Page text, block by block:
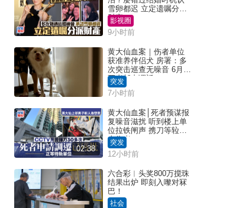
雪卵都迟 立定遗嘱分派
财产
影视圈
9小时前
黄大仙血案｜伤者单位
获准养伴侣犬 房署：多
次突击巡查无噪音 6月批
死者邨内调迁
突发
7小时前
02:38
黄大仙血案│死者预谋报
复噪音滋扰 听到楼上单
位拉铁闸声 携刀等䢂伏
击伤者
突发
12小时前
六合彩︱头奖800万搅珠
结果出炉 即刻入嚟对冧
巴！
社会